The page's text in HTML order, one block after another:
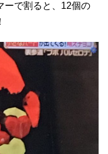
ーで割ると、12個の